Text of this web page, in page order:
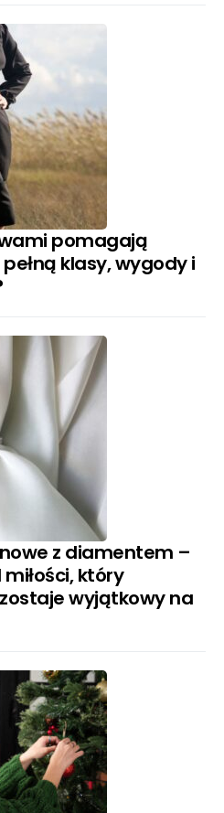
pomagają
klasy, wygody i
z diamentem –
który
wyjątkowy na